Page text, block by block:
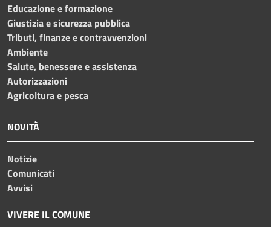
Educazione e formazione
Giustizia e sicurezza pubblica
Tributi, finanze e contravvenzioni
Ambiente
Salute, benessere e assistenza
Autorizzazioni
Agricoltura e pesca
NOVITÀ
Notizie
Comunicati
Avvisi
VIVERE IL COMUNE